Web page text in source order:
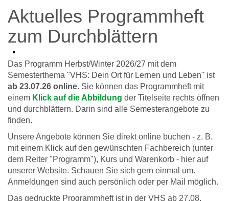
Aktuelles Programmheft
zum Durchblättern
Das Programm Herbst/Winter 2026/27 mit dem
Semesterthema "VHS: Dein Ort für Lernen und Leben" ist
ab 23.07.26 online. Sie können das Programmheft mit
einem Klick auf die Abbildung der Titelseite rechts öffnen
und durchblättern. Darin sind alle Semesterangebote zu
finden.
Unsere Angebote können Sie direkt online buchen - z. B.
mit einem Klick auf den gewünschten Fachbereich (unter
dem Reiter "Programm"), Kurs und Warenkorb - hier auf
unserer Website. Schauen Sie sich gern einmal um.
Anmeldungen sind auch persönlich oder per Mail möglich.
Das gedruckte Programmheft ist in der VHS ab 27.08.